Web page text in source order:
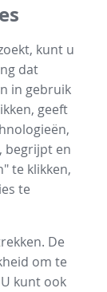
kunt u
dat
in gebruik
geeft
begrijpt en
te klikken,
te
De
om te
kunt ook